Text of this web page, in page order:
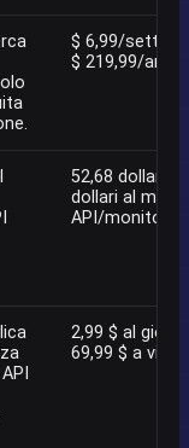
$ 6,99/
$ 219,99/anno
52,68 dollari
dollari al
API/
2,99 $ al
69,99 $ a vita